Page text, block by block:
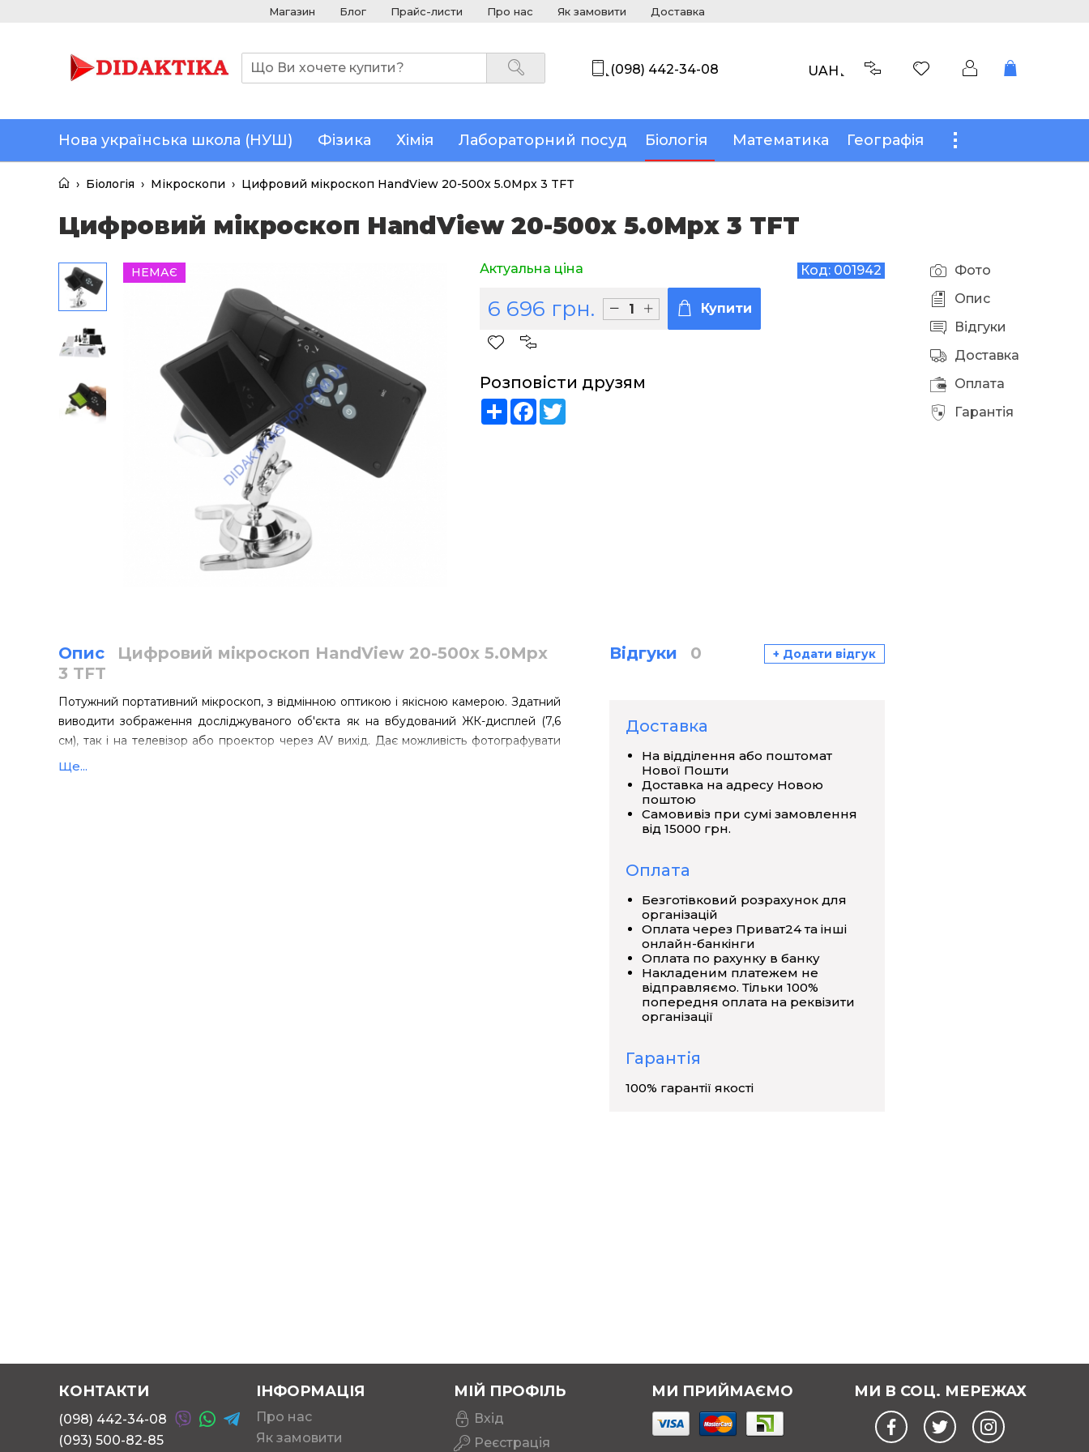
Магазин Блог Прайс-листи Про нас Як замовити Доставка
(098) 442-34-08 UAH
Нова українська школа (НУШ) Фізика Хімія Лабораторний посуд Біологія Математика Географія
› Біологія › Мікроскопи › Цифровий мікроскоп HandView 20-500x 5.0Mpx 3 TFT
Цифровий мікроскоп HandView 20-500x 5.0Mpx 3 TFT
Фото
Опис
Відгуки
Доставка
Оплата
Гарантія
НЕМАЄ Код: 001942
Актуальна ціна
6 696 грн. Купити
Розповісти друзям
ShareFacebook
Опис
Цифровий мікроскоп HandView 20-500x 5.0Mpx
3 TFT
Потужний портативний мікроскоп, з відмінною оптикою і якісною камерою. Здатний
виводити зображення досліджуваного об'єкта як на вбудований ЖК-дисплей (7,6
см), так і на телевізор або проектор через AV вихід. Дає можливість фотографувати
предмети і записувати відео зі збереженням на карти пам'яті MicroSD, а також
Мікроскоп з 7,6 см LCD екраном
Ще...
Відгуки 0 + Додати відгук
Доставка
На відділення або поштомат
Нової Пошти
Доставка на адресу Новою
поштою
Самовивіз при сумі замовлення
від 15000 грн.
Оплата
Безготівковий розрахунок для
організацій
Оплата через Приват24 та інші
онлайн-банкінги
Оплата по рахунку в банку
Накладеним платежем не
відправляємо. Тільки 100%
попередня оплата на реквізити
організації
Гарантія
100% гарантії якості
КОНТАКТИ
(098) 442-34-08
(093) 500-82-85
ІНФОРМАЦІЯ
Про нас
Як замовити
МІЙ ПРОФІЛЬ
Вхід
Реєстрація
МИ ПРИЙМАЄМО МИ В СОЦ. МЕРЕЖАХ